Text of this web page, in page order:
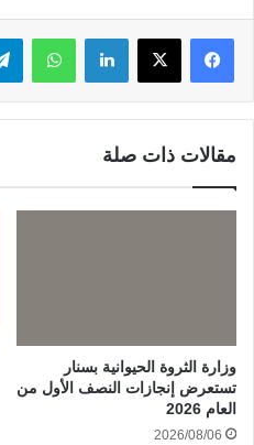
لينكدإن واتساب
مقالات ذات صلة
وزارة الثروة الحيوانية بسنار
تستعرض إنجازات النصف الأول من
العام 2026
2026/08/06